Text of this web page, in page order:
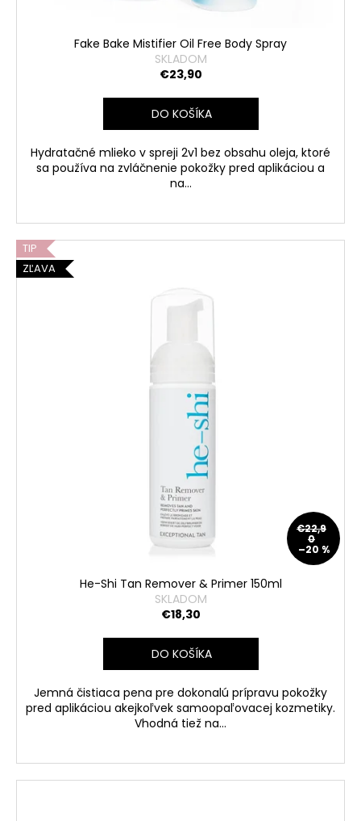
Fake Bake Mistifier Oil Free Body Spray
SKLADOM
€23,90
DO KOŠÍKA
Hydratačné mlieko v spreji 2v1 bez obsahu oleja, ktoré
sa používa na zvláčnenie pokožky pred aplikáciou a
na...
TIP
ZĽAVA
€22,9
0
–20 %
He-Shi Tan Remover & Primer 150ml
SKLADOM
€18,30
DO KOŠÍKA
Jemná čistiaca pena pre dokonalú prípravu pokožky
pred aplikáciou akejkoľvek samoopaľovacej kozmetiky.
Vhodná tiež na...